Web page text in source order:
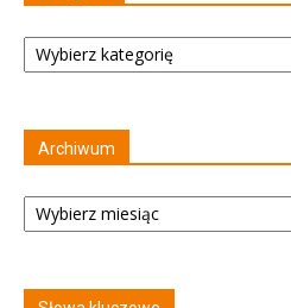
Kategorie
Archiwum
Archiwum